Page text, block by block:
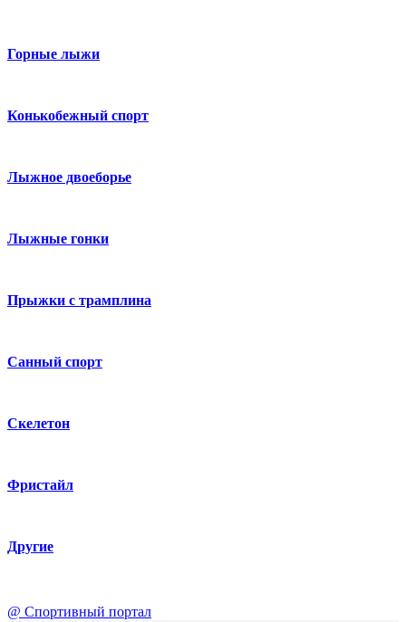
Горные лыжи
Конькобежный спорт
Лыжное двоеборье
Лыжные гонки
Прыжки с трамплина
Санный спорт
Скелетон
Фристайл
Другие
@ Спортивный портал